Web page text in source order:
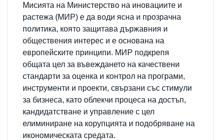
Мисията на Министерство на иновациите и
растежа (МИР) е да води ясна и прозрачна
политика, която защитава държавния и
обществения интерес и е основана на
европейските принципи. МИР подкрепя
общата цел за въвеждането на качествени
стандарти за оценка и контрол на програми,
инструменти и проекти, свързани със стимули
за бизнеса, като облекчи процеса на достъп,
кандидатстване и управление с цел
елиминиране на корупцията и подобряване на
икономическата средата.